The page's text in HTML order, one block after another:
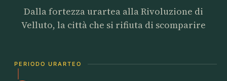
Dalla fortezza urartea alla Rivoluzione di
Velluto, la città che si rifiuta di scomparire
PERIODO URARTEO